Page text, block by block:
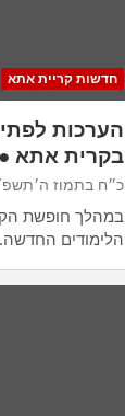
חדשות קריית אתא
הערכות
בקרית אתא
כ״ח בתמוז
במהלך חופשת
הלימודים